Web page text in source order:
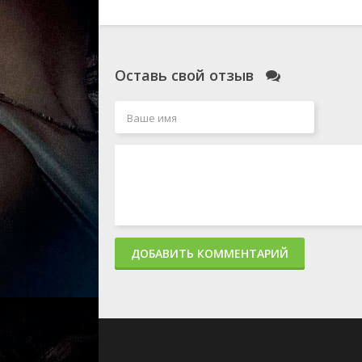
Оставь свой отзыв
ДОБАВИТЬ КОММЕНТАРИЙ